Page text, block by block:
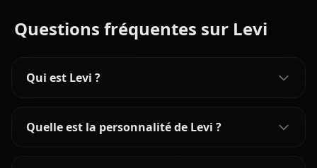
Questions fréquentes sur Levi
Qui est Levi ?
Quelle est la personnalité de Levi ?